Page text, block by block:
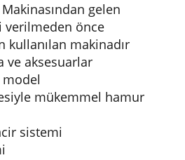
gelen
verilmeden önce
makinadır
ve aksesuarlar
model
mükemmel hamur
sistemi